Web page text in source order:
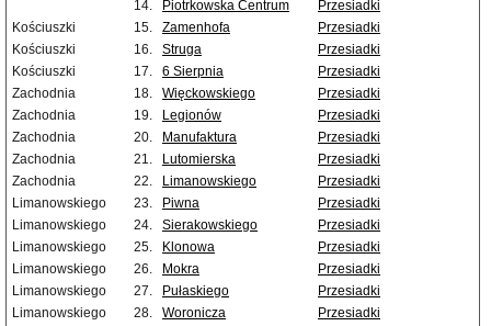
14.
Piotrkowska Centrum
Przesiadki
Kościuszki
15. Zamenhofa
Przesiadki
Kościuszki
16. Struga
Przesiadki
Kościuszki
17. 6 Sierpnia
Przesiadki
Zachodnia
18. Więckowskiego
Przesiadki
Zachodnia
19. Legionów
Przesiadki
Zachodnia
20. Manufaktura
Przesiadki
Zachodnia
21. Lutomierska
Przesiadki
Zachodnia
22. Limanowskiego
Przesiadki
Limanowskiego
23. Piwna
Przesiadki
Limanowskiego
24. Sierakowskiego
Przesiadki
Limanowskiego
25. Klonowa
Przesiadki
Limanowskiego
26. Mokra
Przesiadki
Limanowskiego
27. Pułaskiego
Przesiadki
Limanowskiego
28. Woronicza
Przesiadki